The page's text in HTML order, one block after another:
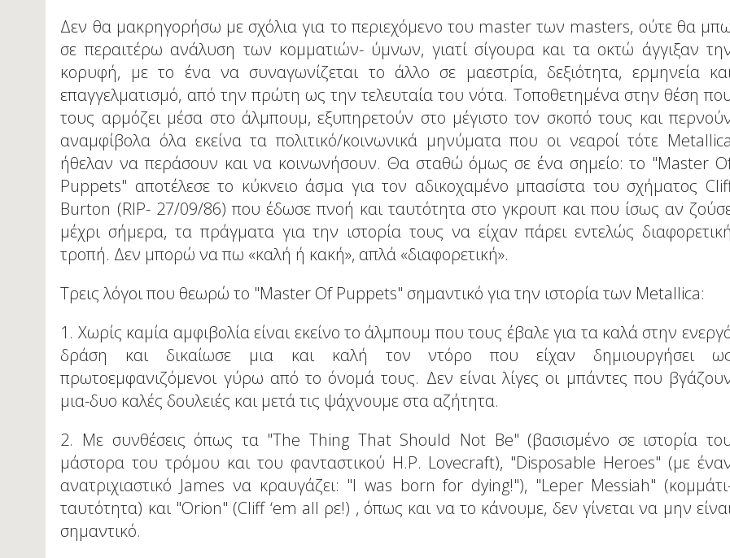
Δεν θα μακρηγορήσω με σχόλια για το περιεχόμενο του master των masters, ούτε θα
σε περαιτέρω ανάλυση των κομματιών- ύμνων, γιατί σίγουρα και τα οκτώ άγγιξαν
κορυφή, με το ένα να συναγωνίζεται το άλλο σε μαεστρία, δεξιότητα, ερμηνεία
επαγγελματισμό, από την πρώτη ως την τελευταία του νότα. Τοποθετημένα στην θέση
τους αρμόζει μέσα στο άλμπουμ, εξυπηρετούν στο μέγιστο τον σκοπό τους και
αναμφίβολα όλα εκείνα τα πολιτικό/κοινωνικά μηνύματα που οι νεαροί τότε Metallica
ήθελαν να περάσουν και να κοινωνήσουν. Θα σταθώ όμως σε ένα σημείο: το "Master
Puppets" αποτέλεσε το κύκνειο άσμα για τον αδικοχαμένο μπασίστα του σχήματος
Burton (RIP- 27/09/86) που έδωσε πνοή και ταυτότητα στο γκρουπ και που ίσως αν
μέχρι σήμερα, τα πράγματα για την ιστορία τους να είχαν πάρει εντελώς διαφορετική
τροπή. Δεν μπορώ να πω «καλή ή κακή», απλά «διαφορετική».
Τρεις λόγοι που θεωρώ το "Master Οf Puppets" σημαντικό για την ιστορία των Metallica:
1. Χωρίς καμία αμφιβολία είναι εκείνο το άλμπουμ που τους έβαλε για τα καλά στην
δράση και δικαίωσε μια και καλή τον ντόρο που είχαν δημιουργήσει
πρωτοεμφανιζόμενοι γύρω από το όνομά τους. Δεν είναι λίγες οι μπάντες που
μια-δυο καλές δουλειές και μετά τις ψάχνουμε στα αζήτητα.
2. Με συνθέσεις όπως τα "The Thing That Should Not Be" (βασισμένο σε ιστορία
μάστορα του τρόμου και του φανταστικού H.P. Lovecraft), "Disposable Heroes" (με
ανατριχιαστικό James να κραυγάζει: "I was born for dying!"), "Leper Messiah"
ταυτότητα) και "Orion" (Cliff ‘em all ρε!) , όπως και να το κάνουμε, δεν γίνεται να μην
σημαντικό.